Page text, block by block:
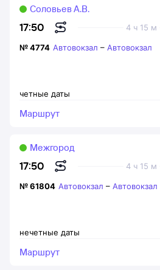
17:50 4 ч 15 м
Соловьев А.В.
четные даты
№4774 Автовокзал – Автовокзал
Маршрут
17:50 4 ч 15 м
Межгород
нечетные даты
№61804 Автовокзал – Автовокзал
Маршрут